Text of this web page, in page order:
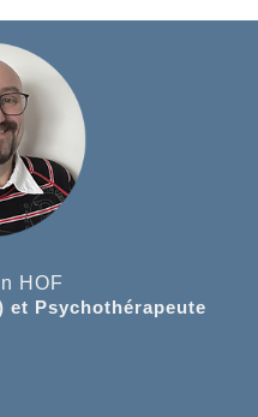
HOF
et Psychothérapeute